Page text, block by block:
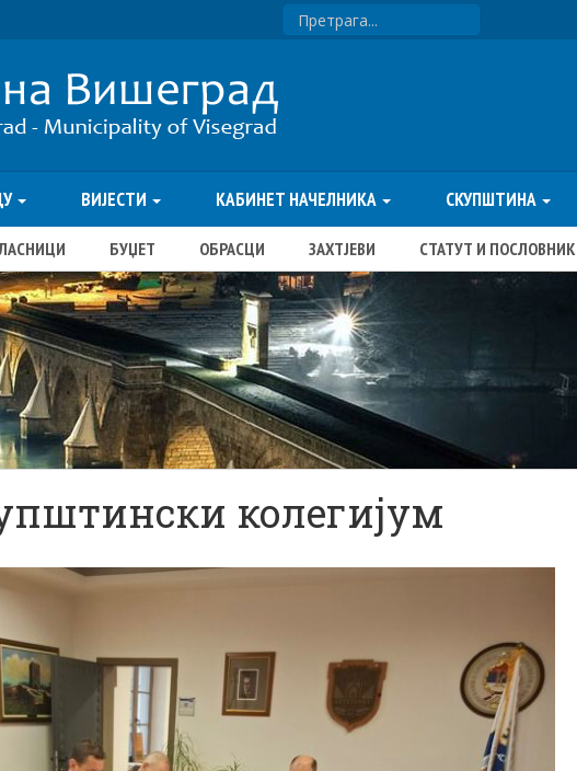
ВИЈЕСТИ КАБИНЕТ НАЧЕЛНИКА СКУПШТИНА
БУЏЕТ ОБРАСЦИ ЗАХТЈЕВИ СТАТУТ И ПОСЛОВНИК
колегијум